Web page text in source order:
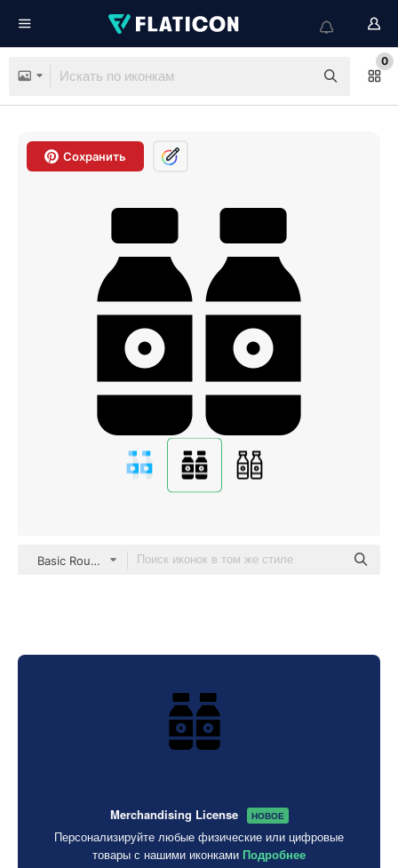
0
Сохранить
Basic Rounded Filled
Merchandising License НОВОЕ
Персонализируйте любые физические или цифровые
товары с нашими иконками Подробнее